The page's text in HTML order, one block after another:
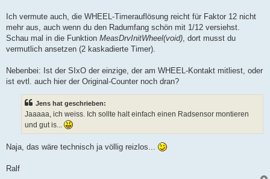
Ich vermute auch, die WHEEL-Timerauflösung reicht für Faktor 12 nicht
mehr aus, auch wenn du den Radumfang schön mit 1/12 versiehst.
Schau mal in die Funktion MeasDrvInitWheel(void), dort musst du
vermutlich ansetzen (2 kaskadierte Timer).
Nebenbei: Ist der SIxO der einzige, der am WHEEL-Kontakt mitliest, oder
ist evtl. auch hier der Original-Counter noch dran?
Jens hat geschrieben:
Jaaaaa, ich weiss. Ich sollte halt einfach einen Radsensor montieren
und gut is...
Naja, das wäre technisch ja völlig reizlos...
Ralf